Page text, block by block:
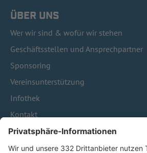
ÜBER UNS
Wer wir sind & wofür wir stehen
Geschäftsstellen und Ansprechpartner
Sponsoring
Vereinsunterstützung
Infothek
Kontakt
HÄUFIG BESUCHTE SEITEN